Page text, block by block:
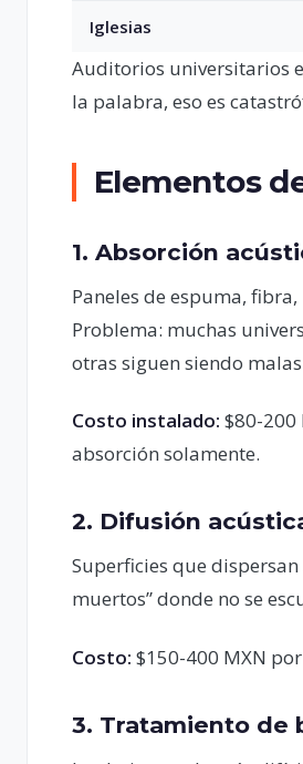
Iglesias
Auditorios universitarios
la palabra, eso es
Elementos
1. Absorción
Paneles de espuma,
Problema: muchas
otras siguen siendo
Costo instalado: $80-200
absorción solamente.
2. Difusión
Superficies que
muertos” donde no se
Costo: $150-400 MXN
3. Tratamiento de